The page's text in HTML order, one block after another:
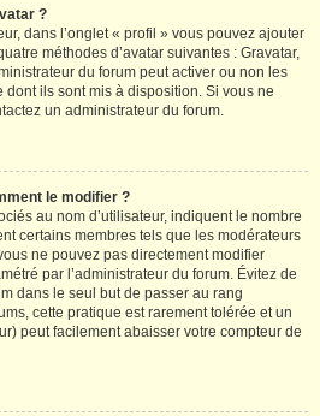
?
dans l’onglet « profil » vous pouvez ajouter
méthodes d’avatar suivantes : Gravatar,
du forum peut activer ou non les
ils sont mis à disposition. Si vous ne
un administrateur du forum.
le modifier ?
au nom d’utilisateur, indiquent le nombre
certains membres tels que les modérateurs
ne pouvez pas directement modifier
par l’administrateur du forum. Évitez de
dans le seul but de passer au rang
cette pratique est rarement tolérée et un
peut facilement abaisser votre compteur de